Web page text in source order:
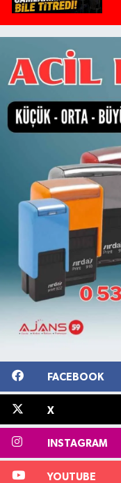
FACEBOOK
X
INSTAGRAM
YOUTUBE